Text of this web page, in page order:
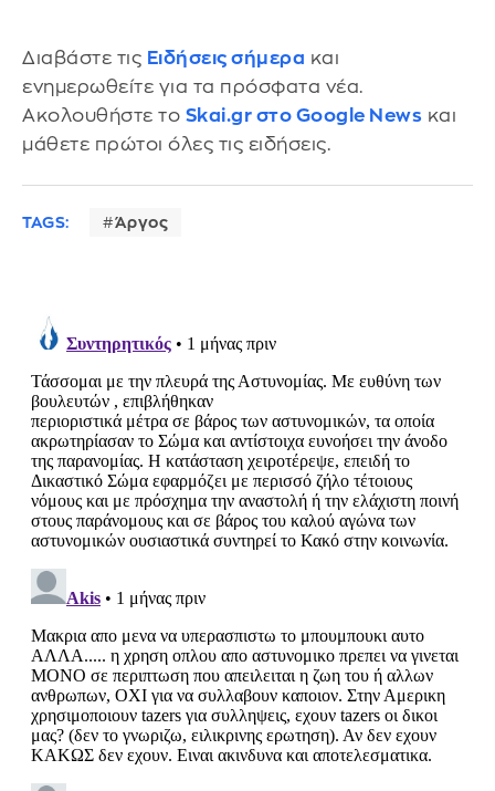
Διαβάστε τις Ειδήσεις σήμερα και
ενημερωθείτε για τα πρόσφατα νέα.
Ακολουθήστε το Skai.gr στο Google News και
μάθετε πρώτοι όλες τις ειδήσεις.
TAGS: Άργος